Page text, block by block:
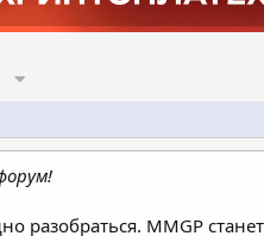
разобраться. MMGP